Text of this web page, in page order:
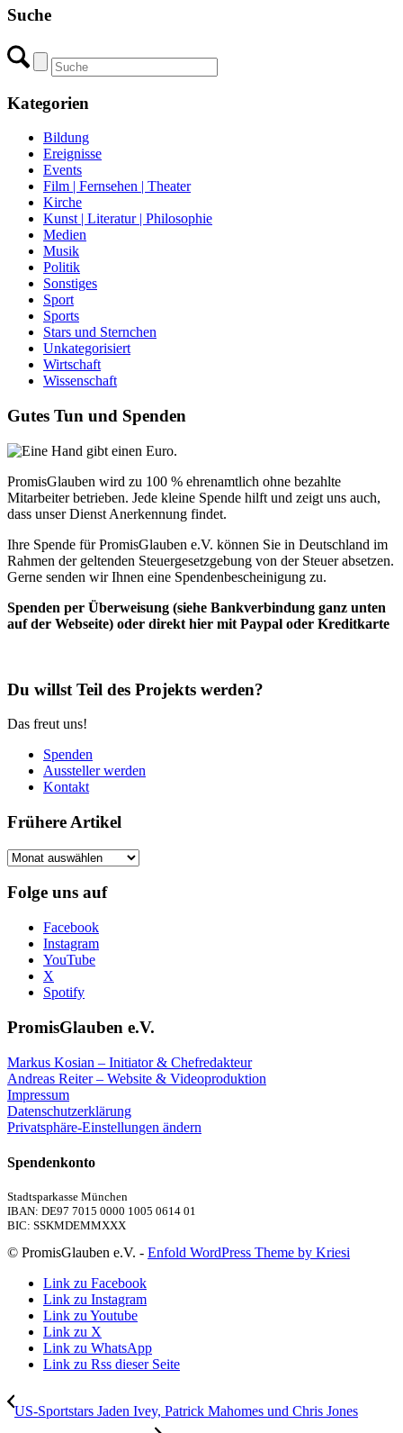
Suche
Kategorien
Bildung
Ereignisse
Events
Film | Fernsehen | Theater
Kirche
Kunst | Literatur | Philosophie
Medien
Musik
Politik
Sonstiges
Sport
Sports
Stars und Sternchen
Unkategorisiert
Wirtschaft
Wissenschaft
Gutes Tun und Spenden
PromisGlauben wird zu 100 % ehrenamtlich ohne bezahlte
Mitarbeiter betrieben. Jede kleine Spende hilft und zeigt uns auch,
dass unser Dienst Anerkennung findet.
Ihre Spende für PromisGlauben e.V. können Sie in Deutschland im
Rahmen der geltenden Steuergesetzgebung von der Steuer absetzen.
Gerne senden wir Ihnen eine Spendenbescheinigung zu.
Spenden per Überweisung (siehe Bankverbindung ganz unten
auf der Webseite) oder direkt hier mit Paypal oder Kreditkarte
Du willst Teil des Projekts werden?
Das freut uns!
Spenden
Aussteller werden
Kontakt
Frühere Artikel
Frühere
Folge uns auf
Facebook
Instagram
YouTube
X
Spotify
PromisGlauben e.V.
Markus Kosian – Initiator & Chefredakteur
Andreas Reiter – Website & Videoproduktion
Impressum
Datenschutzerklärung
Privatsphäre-Einstellungen ändern
Spendenkonto
Stadtsparkasse München
IBAN: DE97 7015 0000 1005 0614 01
BIC: SSKMDEMMXXX
© PromisGlauben e.V. - Enfold WordPress Theme by Kriesi
Link zu Facebook
Link zu Instagram
Link zu Youtube
Link zu X
Link zu WhatsApp
Link zu Rss dieser Seite
US-Sportstars Jaden Ivey, Patrick Mahomes und Chris Jones